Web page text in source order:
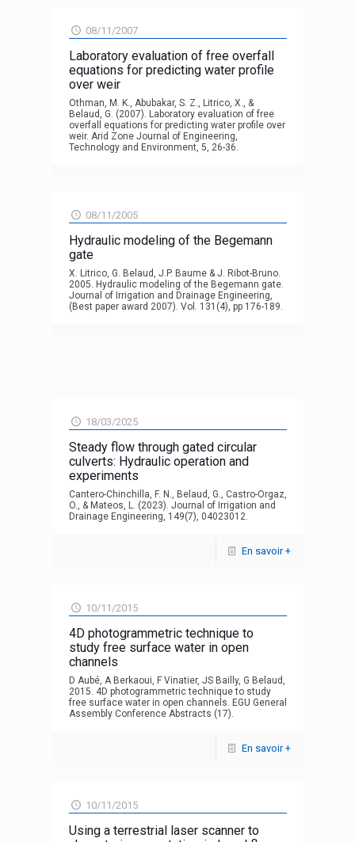
08/11/2007
Laboratory evaluation of free overfall
equations for predicting water profile
over weir
Othman, M. K., Abubakar, S. Z., Litrico, X., &
Belaud, G. (2007). Laboratory evaluation of free
overfall equations for predicting water profile over
weir. Arid Zone Journal of Engineering,
Technology and Environment, 5, 26-36.
08/11/2005
Hydraulic modeling of the Begemann
gate
X. Litrico, G. Belaud, J.P. Baume & J. Ribot-Bruno.
2005. Hydraulic modeling of the Begemann gate.
Journal of Irrigation and Drainage Engineering,
(Best paper award 2007). Vol. 131(4), pp 176-189.
18/03/2025
Steady flow through gated circular
culverts: Hydraulic operation and
experiments
Cantero-Chinchilla, F. N., Belaud, G., Castro-Orgaz,
O., & Mateos, L. (2023). Journal of Irrigation and
Drainage Engineering, 149(7), 04023012.
En savoir +
10/11/2015
4D photogrammetric technique to
study free surface water in open
channels
D Aubé, A Berkaoui, F Vinatier, JS Bailly, G Belaud,
2015. 4D photogrammetric technique to study
free surface water in open channels. EGU General
Assembly Conference Abstracts (17).
En savoir +
10/11/2015
Using a terrestrial laser scanner to